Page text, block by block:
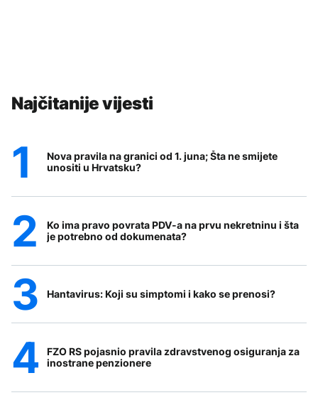
Najčitanije vijesti
Nova pravila na granici od 1. juna; Šta ne smijete
unositi u Hrvatsku?
Ko ima pravo povrata PDV-a na prvu nekretninu i šta
je potrebno od dokumenata?
Hantavirus: Koji su simptomi i kako se prenosi?
FZO RS pojasnio pravila zdravstvenog osiguranja za
inostrane penzionere